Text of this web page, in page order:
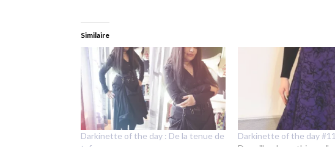
Similaire
Darkinette of the day : De la tenue de
Darkinette of the day #11